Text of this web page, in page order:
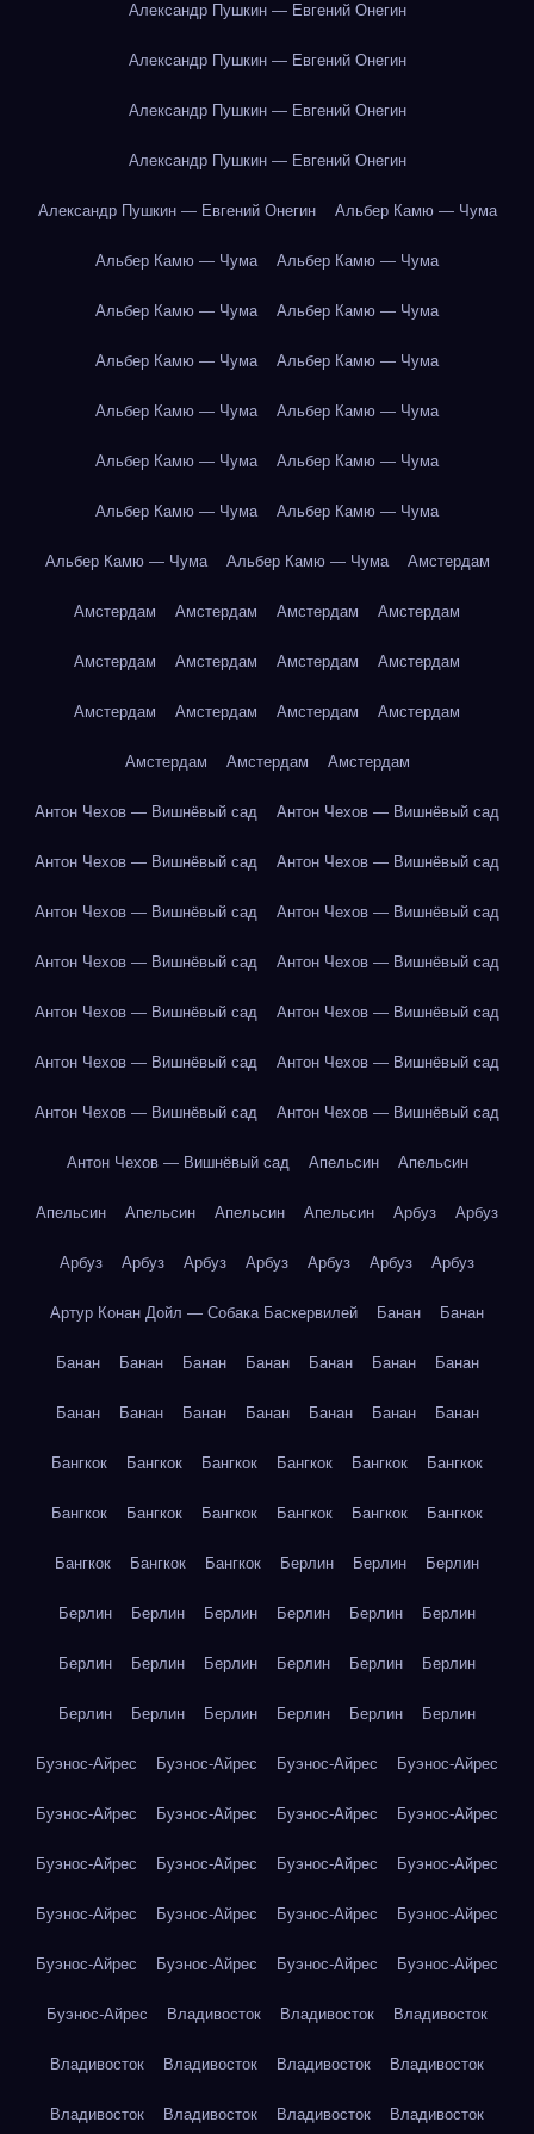
Александр Пушкин — Евгений Онегин
Александр Пушкин — Евгений Онегин
Александр Пушкин — Евгений Онегин
Александр Пушкин — Евгений Онегин
Александр Пушкин — Евгений Онегин Альбер Камю — Чума
Альбер Камю — Чума Альбер Камю — Чума
Альбер Камю — Чума Альбер Камю — Чума
Альбер Камю — Чума Альбер Камю — Чума
Альбер Камю — Чума Альбер Камю — Чума
Альбер Камю — Чума Альбер Камю — Чума
Альбер Камю — Чума Альбер Камю — Чума
Альбер Камю — Чума Альбер Камю — Чума Амстердам
Амстердам Амстердам Амстердам Амстердам
Амстердам Амстердам Амстердам Амстердам
Амстердам Амстердам Амстердам Амстердам
Амстердам Амстердам Амстердам
Антон Чехов — Вишнёвый сад Антон Чехов — Вишнёвый сад
Антон Чехов — Вишнёвый сад Антон Чехов — Вишнёвый сад
Антон Чехов — Вишнёвый сад Антон Чехов — Вишнёвый сад
Антон Чехов — Вишнёвый сад Антон Чехов — Вишнёвый сад
Антон Чехов — Вишнёвый сад Антон Чехов — Вишнёвый сад
Антон Чехов — Вишнёвый сад Антон Чехов — Вишнёвый сад
Антон Чехов — Вишнёвый сад Антон Чехов — Вишнёвый сад
Антон Чехов — Вишнёвый сад Апельсин Апельсин
Апельсин Апельсин Апельсин Апельсин Арбуз Арбуз
Арбуз Арбуз Арбуз Арбуз Арбуз Арбуз Арбуз
Артур Конан Дойл — Собака Баскервилей Банан Банан
Банан Банан Банан Банан Банан Банан Банан
Банан Банан Банан Банан Банан Банан Банан
Бангкок Бангкок Бангкок Бангкок Бангкок Бангкок
Бангкок Бангкок Бангкок Бангкок Бангкок Бангкок
Бангкок Бангкок Бангкок Берлин Берлин Берлин
Берлин Берлин Берлин Берлин Берлин Берлин
Берлин Берлин Берлин Берлин Берлин Берлин
Берлин Берлин Берлин Берлин Берлин Берлин
Буэнос-Айрес Буэнос-Айрес Буэнос-Айрес Буэнос-Айрес
Буэнос-Айрес Буэнос-Айрес Буэнос-Айрес Буэнос-Айрес
Буэнос-Айрес Буэнос-Айрес Буэнос-Айрес Буэнос-Айрес
Буэнос-Айрес Буэнос-Айрес Буэнос-Айрес Буэнос-Айрес
Буэнос-Айрес Буэнос-Айрес Буэнос-Айрес Буэнос-Айрес
Буэнос-Айрес Владивосток Владивосток Владивосток
Владивосток Владивосток Владивосток Владивосток
Владивосток Владивосток Владивосток Владивосток